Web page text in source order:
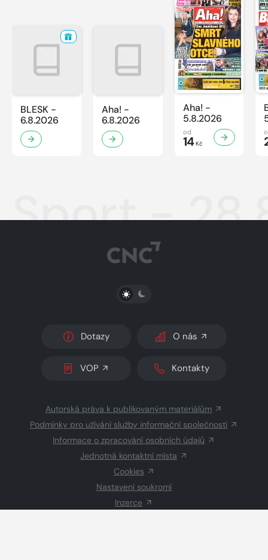
BLESK -
6.8.2026
Aha! -
6.8.2026
Aha! -
5.8.2026
od
14Kč
Sport -
PŘEPNOUT SVĚTLÝ/TMAVÝ REŽIM
Dotazy O nás
VOP Kontakty
Autorská práva k publikovaným materiálům
Podmínky pro užívání služby informační společnosti
Informace o zpracování osobních údajů
Jednotná kontaktní místa
Cookies
Nastavení soukromí
Inzerce